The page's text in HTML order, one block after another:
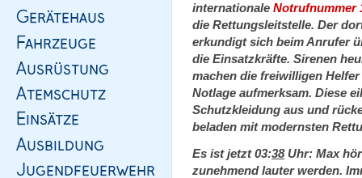
internationale Notrufnummer
die Rettungsleitstelle. Der
erkundigt sich beim Anrufer
die Einsatzkräfte. Sirenen
machen die freiwilligen
Notlage aufmerksam. Diese
Schutzkleidung aus und
beladen mit modernsten
Es ist jetzt 03:38Uhr: Max
zunehmend lauter werden.